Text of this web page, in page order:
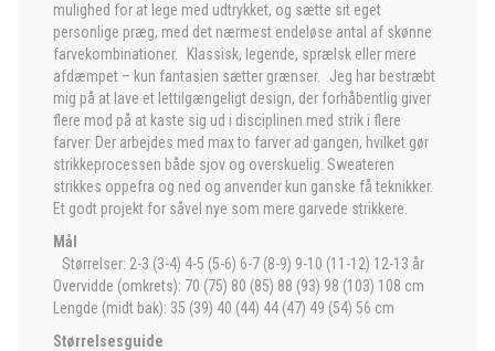
mulighed for at lege med udtrykket, og sætte sit eget
personlige præg, med det nærmest endeløse antal af skønne
farvekombinationer. Klassisk, legende, sprælsk eller mere
afdæmpet – kun fantasien sætter grænser. Jeg har bestræbt
mig på at lave et lettilgængeligt design, der forhåbentlig giver
flere mod på at kaste sig ud i disciplinen med strik i flere
farver. Der arbejdes med max to farver ad gangen, hvilket gør
strikkeprocessen både sjov og overskuelig. Sweateren
strikkes oppefra og ned og anvender kun ganske få teknikker.
Et godt projekt for såvel nye som mere garvede strikkere.
Mål
Størrelser: 2-3 (3-4) 4-5 (5-6) 6-7 (8-9) 9-10 (11-12) 12-13 år
Overvidde (omkrets): 70 (75) 80 (85) 88 (93) 98 (103) 108 cm
Lengde (midt bak): 35 (39) 40 (44) 44 (47) 49 (54) 56 cm
Størrelsesguide